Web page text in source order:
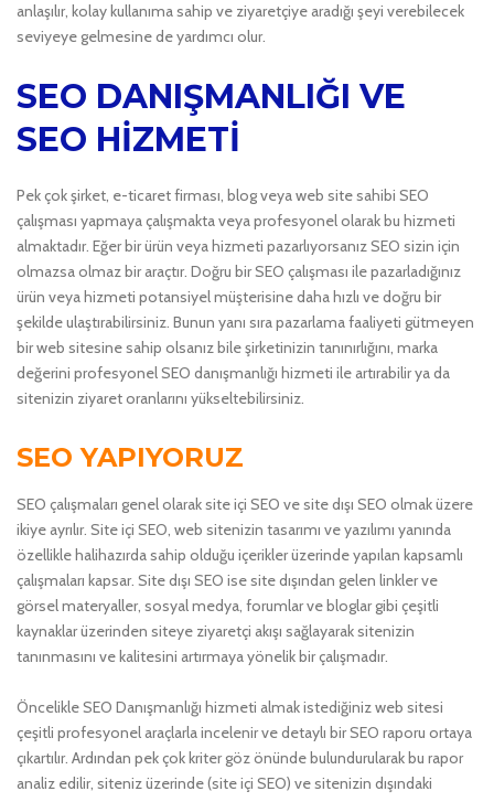
anlaşılır, kolay kullanıma sahip ve ziyaretçiye aradığı şeyi verebilecek
seviyeye gelmesine de yardımcı olur.
SEO DANIŞMANLIĞI VE
SEO HİZMETİ
Pek çok şirket, e-ticaret firması, blog veya web site sahibi SEO
çalışması yapmaya çalışmakta veya profesyonel olarak bu hizmeti
almaktadır. Eğer bir ürün veya hizmeti pazarlıyorsanız SEO sizin için
olmazsa olmaz bir araçtır. Doğru bir SEO çalışması ile pazarladığınız
ürün veya hizmeti potansiyel müşterisine daha hızlı ve doğru bir
şekilde ulaştırabilirsiniz. Bunun yanı sıra pazarlama faaliyeti gütmeyen
bir web sitesine sahip olsanız bile şirketinizin tanınırlığını, marka
değerini profesyonel SEO danışmanlığı hizmeti ile artırabilir ya da
sitenizin ziyaret oranlarını yükseltebilirsiniz.
SEO YAPIYORUZ
SEO çalışmaları genel olarak site içi SEO ve site dışı SEO olmak üzere
ikiye ayrılır. Site içi SEO, web sitenizin tasarımı ve yazılımı yanında
özellikle halihazırda sahip olduğu içerikler üzerinde yapılan kapsamlı
çalışmaları kapsar. Site dışı SEO ise site dışından gelen linkler ve
görsel materyaller, sosyal medya, forumlar ve bloglar gibi çeşitli
kaynaklar üzerinden siteye ziyaretçi akışı sağlayarak sitenizin
tanınmasını ve kalitesini artırmaya yönelik bir çalışmadır.
Öncelikle SEO Danışmanlığı hizmeti almak istediğiniz web sitesi
çeşitli profesyonel araçlarla incelenir ve detaylı bir SEO raporu ortaya
çıkartılır. Ardından pek çok kriter göz önünde bulundurularak bu rapor
analiz edilir, siteniz üzerinde (site içi SEO) ve sitenizin dışındaki